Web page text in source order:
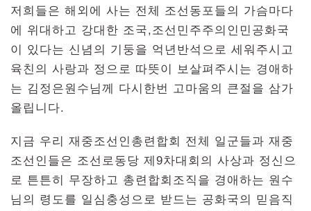
저희들은 해외에 사는 전체 조선동포들의 가슴마다
에 위대하고 강대한 조국,조선민주주의인민공화국
이 있다는 신념의 기둥을 억년반석으로 세워주시고
육친의 사랑과 정으로 따뜻이 보살펴주시는 경애하
는 김정은원수님께 다시한번 고마움의 큰절을 삼가
올립니다.
지금 우리 재중조선인총련합회 전체 일군들과 재중
조선인들은 조선로동당 제9차대회의 사상과 정신으
로 튼튼히 무장하고 총련합회조직을 경애하는 원수
님의 령도를 일심충성으로 받드는 공화국의 믿음직